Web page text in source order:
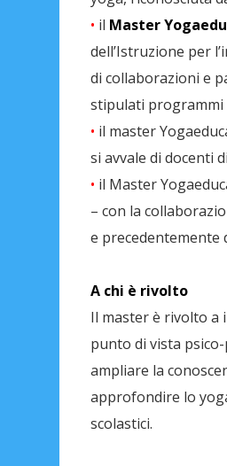
• il Master
dell’Istruzione per
di collaborazioni e
stipulati programmi
• il master
si avvale di docenti
• il Master
– con la
e precedentemente
A chi è rivolto
Il master è rivolto a
punto di vista
ampliare la
approfondire lo
scolastici.